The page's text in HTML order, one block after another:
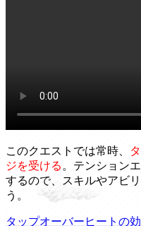
このクエストでは常時、
ジを受ける 。テンション
するので、スキルやアビ
う。
タップオーバーヒートの